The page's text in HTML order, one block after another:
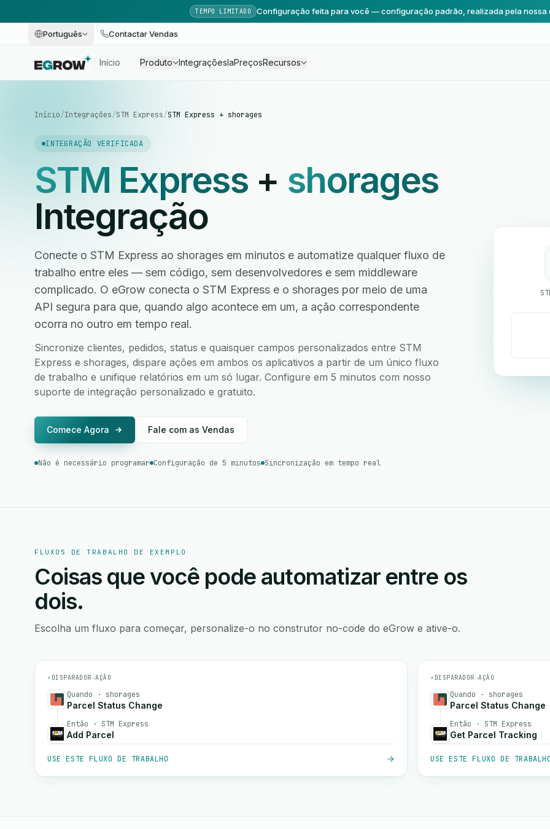
TEMPO LIMITADO Configuração feita para você — configuração padrão, realizada pela nossa
Português Contactar Vendas
Início Produto IntegraçõesIaPreçosRecursos
Início/Integrações/STM Express/STM Express + shorages
INTEGRAÇÃO VERIFICADA
STM Express+ shorages
Integração
Conecte o STM Express ao shorages em minutos e automatize qualquer fluxo de
trabalho entre eles — sem código, sem desenvolvedores e sem middleware
complicado. O eGrow conecta o STM Express e o shorages por meio de uma
API segura para que, quando algo acontece em um, a ação correspondente
ocorra no outro em tempo real.
Sincronize clientes, pedidos, status e quaisquer campos personalizados entre STM
Express e shorages, dispare ações em ambos os aplicativos a partir de um único fluxo
de trabalho e unifique relatórios em um só lugar. Configure em 5 minutos com nosso
suporte de integração personalizado e gratuito.
Comece Agora Fale com as Vendas
Não é necessário programar Configuração de 5 minutos Sincronização em tempo real
FLUXOS DE TRABALHO DE EXEMPLO
Coisas que você pode automatizar entre os
dois.
Escolha um fluxo para começar, personalize-o no construtor no-code do eGrow e ative-o.
⚡ DISPARADOR→AÇÃO
Quando · shorages
Parcel Status Change
Então · STM Express
Add Parcel
USE ESTE FLUXO DE TRABALHO
⚡ DISPARADOR→AÇÃO
Quando · shorages
Parcel Status Change
Então · STM Express
Get Parcel Tracking
USE ESTE FLUXO DE